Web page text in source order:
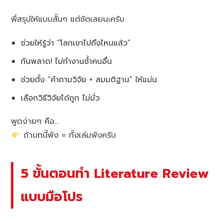
พี่สรุปให้แบบสั้นๆ แต่ชัดเลยนะครับ
ช่วยให้รู้ว่า “โลกเขาไปถึงไหนแล้ว”
กันพลาด! ไม่ทำงานซ้ำคนอื่น
ช่วยตั้ง “คำถามวิจัย + สมมติฐาน” ให้แม่น
เลือกวิธีวิจัยได้ถูก ไม่มั่ว
พูดง่ายๆ คือ…
ถ้าบทนี้พัง = ทั้งเล่มพังครับ
5 ขั้นตอนทำ Literature Review
แบบมือโปร